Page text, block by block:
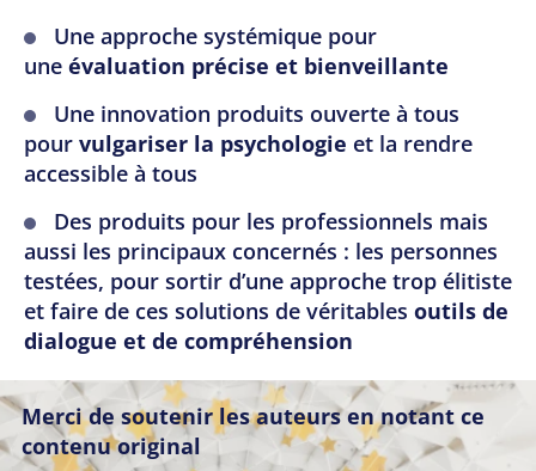
Une approche systémique pour
une évaluation précise et bienveillante
Une innovation produits ouverte à tous
pour vulgariser la psychologie et la rendre
accessible à tous
Des produits pour les professionnels mais
aussi les principaux concernés : les personnes
testées, pour sortir d’une approche trop élitiste
et faire de ces solutions de véritables outils de
dialogue et de compréhension
Merci de soutenir les auteurs en notant ce
contenu original